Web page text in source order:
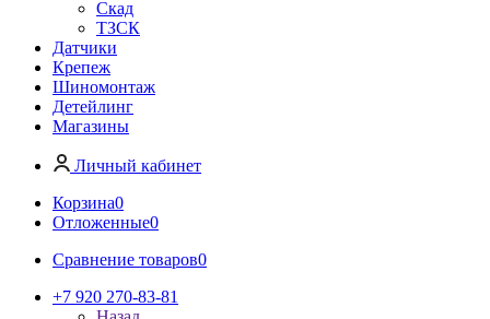
Скад
ТЗСК
Датчики
Крепеж
Шиномонтаж
Детейлинг
Магазины
Личный кабинет
Корзина0
Отложенные0
Сравнение товаров0
+7 920 270-83-81